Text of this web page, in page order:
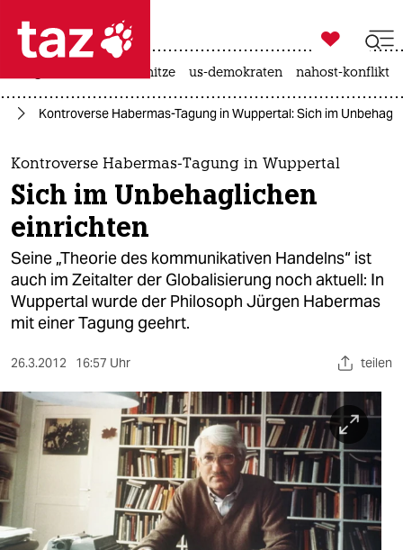
 taz zahl ich
taz zahl ich
themen
politik
öko
gesellschaft
kultur
sport
berlin
nord
wahrheit
verlag

taz zahl ich
hitze us-demokraten nahost-konflikt
Kontroverse Habermas-Tagung in Wuppertal: Sich im
Kontroverse Habermas-Tagung in Wuppertal
Sich im Unbehaglichen
einrichten
Seine „Theorie des kommunikativen Handelns“ ist
auch im Zeitalter der Globalisierung noch aktuell: In
Wuppertal wurde der Philosoph Jürgen Habermas
mit einer Tagung geehrt.
26.3.2012 16:57 Uhr teilen